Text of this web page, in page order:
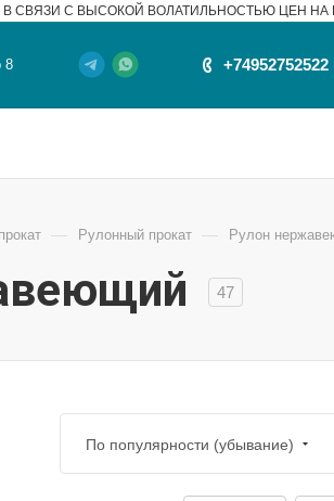
СВЯЗИ С ВЫСОКОЙ ВОЛАТИЛЬНОСТЬЮ ЦЕН
8 +74952752522
— Рулонный прокат — Рулон
47
По популярности (убывание)